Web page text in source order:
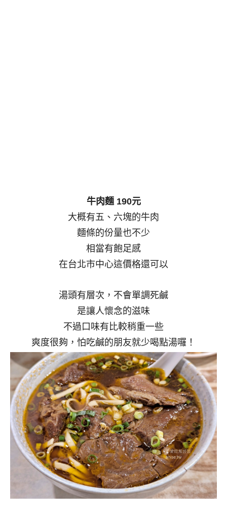
牛肉麵 190元
大概有五、六塊的牛肉
麵條的份量也不少
相當有飽足感
在台北市中心這價格還可以
湯頭有層次，不會單調死鹹
是讓人懷念的滋味
不過口味有比較稍重一些
爽度很夠，怕吃鹹的朋友就少喝點湯囉！